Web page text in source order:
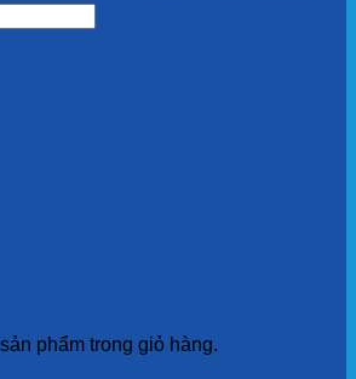
phẩm trong giỏ hàng.